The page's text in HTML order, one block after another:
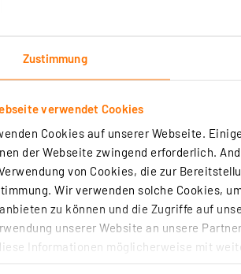
Zustimmung
verwendet Cookies
Cookies auf unserer Webseite.
der Webseite zwingend erforderlich.
von Cookies, die zur
Wir verwenden solche Cookies,
zu können und die Zugriffe auf
unserer Website an unsere
Informationen möglicherweise mit
· 22.11.2023